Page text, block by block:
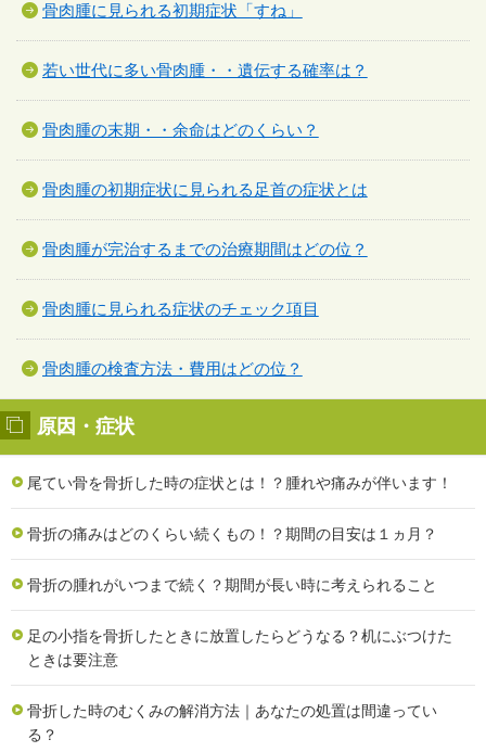
骨肉腫に見られる初期症状「すね」
若い世代に多い骨肉腫・・遺伝する確率は？
骨肉腫の末期・・余命はどのくらい？
骨肉腫の初期症状に見られる足首の症状とは
骨肉腫が完治するまでの治療期間はどの位？
骨肉腫に見られる症状のチェック項目
骨肉腫の検査方法・費用はどの位？
原因・症状
尾てい骨を骨折した時の症状とは！？腫れや痛みが伴います！
骨折の痛みはどのくらい続くもの！？期間の目安は１ヵ月？
骨折の腫れがいつまで続く？期間が長い時に考えられること
足の小指を骨折したときに放置したらどうなる？机にぶつけた
ときは要注意
骨折した時のむくみの解消方法｜あなたの処置は間違ってい
る？